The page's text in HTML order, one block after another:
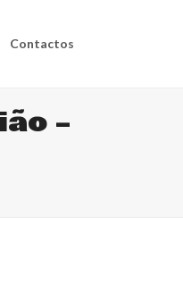
Contactos
–